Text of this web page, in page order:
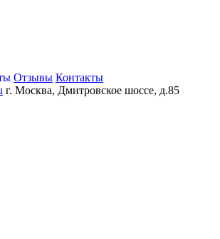
Отзывы Контакты
г. Москва, Дмитровское шоссе, д.85